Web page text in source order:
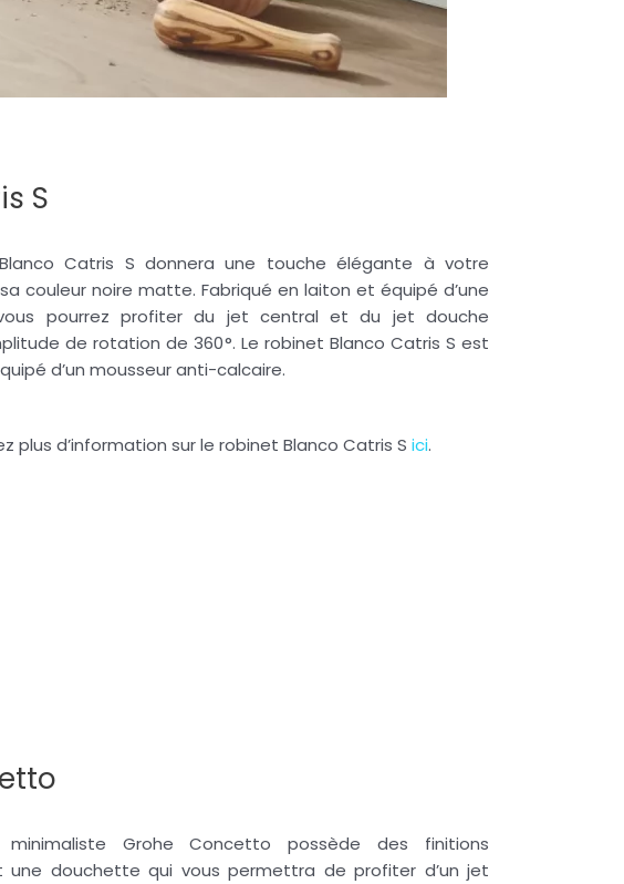
S
Catris S donnera une touche élégante à votre
couleur noire matte. Fabriqué en laiton et équipé d’une
pourrez profiter du jet central et du jet douche
de rotation de 360°. Le robinet Blanco Catris S est
d’un mousseuranti-calcaire.
plus d’information sur le robinet Blanco Catris S ici.
Grohe Concetto possède des finitions
une douchette qui vous permettra de profiter d’un jet